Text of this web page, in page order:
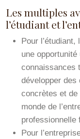
Les multiples
l’étudiant et
Pour
une
connaissances
développer des
concrètes et
monde de
professionnelle
Pour